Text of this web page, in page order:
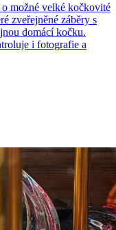
možné velké kočkovité
zveřejněné záběry s
domácí kočku.
i fotografie a